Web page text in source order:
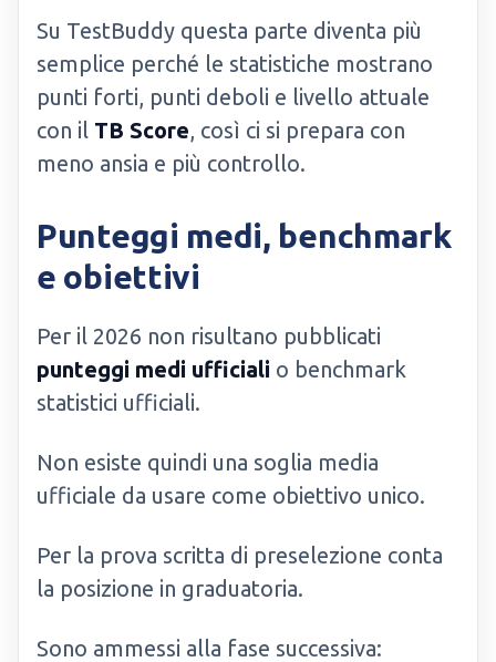
Su TestBuddy questa parte diventa più
semplice perché le statistiche mostrano
punti forti, punti deboli e livello attuale
con il TB Score, così ci si prepara con
meno ansia e più controllo.
Punteggi medi, benchmark
e obiettivi
Per il 2026 non risultano pubblicati
punteggi medi ufficiali o benchmark
statistici ufficiali.
Non esiste quindi una soglia media
ufficiale da usare come obiettivo unico.
Per la prova scritta di preselezione conta
la posizione in graduatoria.
Sono ammessi alla fase successiva: